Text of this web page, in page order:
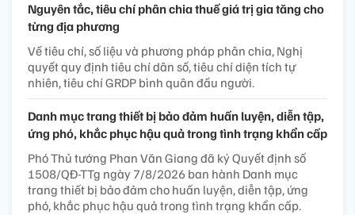
Nguyên tắc, tiêu chí phân chia thuế giá trị gia tăng cho
từng địa phương
Về tiêu chí, số liệu và phương pháp phân chia, Nghị
quyết quy định tiêu chí dân số, tiêu chí diện tích tự
nhiên, tiêu chí GRDP bình quân đầu người.
Danh mục trang thiết bị bảo đảm huấn luyện, diễn tập,
ứng phó, khắc phục hậu quả trong tình trạng khẩn cấp
Phó Thủ tướng Phan Văn Giang đã ký Quyết định số
1508/QĐ-TTg ngày 7/8/2026 ban hành Danh mục
trang thiết bị bảo đảm cho huấn luyện, diễn tập, ứng
phó, khắc phục hậu quả trong tình trạng khẩn cấp.